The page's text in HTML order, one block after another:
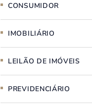
CONSUMIDOR
IMOBILIÁRIO
LEILÃO DE IMÓVEIS
PREVIDENCIÁRIO